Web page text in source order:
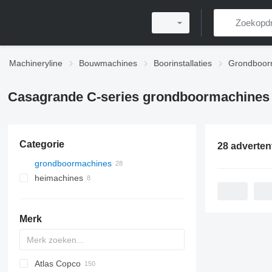
Machineryline Bouwmachines Boorinstallaties
Casagrande C-series grondboormachines
Categorie
grondboormachines
heimachines
Merk
Atlas Copco
28